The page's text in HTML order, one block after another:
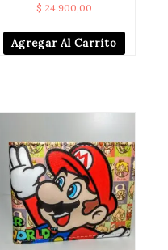
$ 24.900,00
Agregar Al Carrito